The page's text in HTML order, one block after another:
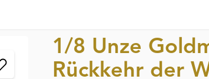
1/8 Unze
Rückkehr der